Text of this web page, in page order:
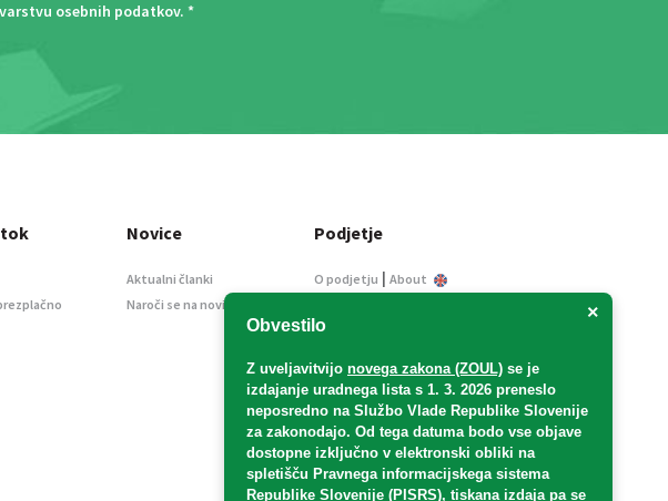
osebnih podatkov. *
×
Obvestilo
Z uveljavitvijo novega zakona (ZOUL) se je
izdajanje uradnega lista s 1. 3. 2026 preneslo
neposredno na Službo Vlade Republike Slovenije
za zakonodajo. Od tega datuma bodo vse objave
dostopne izključno v elektronski obliki na
spletišču Pravnega informacijskega sistema
Republike Slovenije (PISRS), tiskana izdaja pa se
tok Novice
Aktualni članki
Naroči se na novice
Podjetje
O podjetju | About
Informacije javnega
Oglaševanje
Splošni pogoji
Izjava o varstvu osebnih
podatkov
E-dražbe